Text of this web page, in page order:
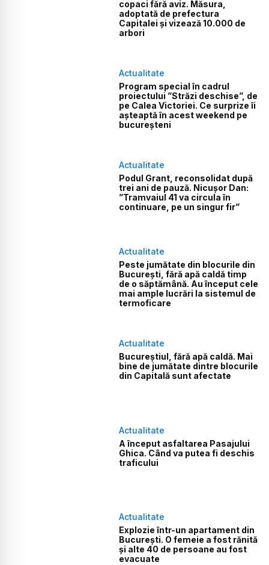
copaci fără aviz. Măsura,
adoptată de prefectura
Capitalei și vizează 10.000 de
arbori
Actualitate
Program special în cadrul
proiectului ”Străzi deschise”, de
pe Calea Victoriei. Ce surprize îi
așteaptă în acest weekend pe
bucureșteni
Actualitate
Podul Grant, reconsolidat după
trei ani de pauză. Nicușor Dan:
”Tramvaiul 41 va circula în
continuare, pe un singur fir”
Actualitate
Peste jumătate din blocurile din
București, fără apă caldă timp
de o săptămână. Au început cele
mai ample lucrări la sistemul de
termoficare
Actualitate
Bucureștiul, fără apă caldă. Mai
bine de jumătate dintre blocurile
din Capitală sunt afectate
Actualitate
A început asfaltarea Pasajului
Ghica. Când va putea fi deschis
traficului
Actualitate
Explozie într-un apartament din
București. O femeie a fost rănită
și alte 40 de persoane au fost
evacuate